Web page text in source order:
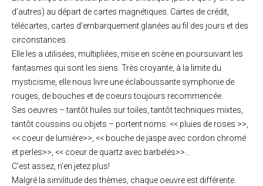
d’autres) au départ de cartes magnétiques. Cartes de crédit,
télécartes, cartes d’embarquement glanées au fil des jours et des
circonstances.
Elle les a utilisées, multipliées, mise en scène en poursuivant les
fantasmes qui sont les siens. Très croyante, à la limite du
mysticisme, elle nous livre une éclaboussante symphonie de
rouges, de bouches et de coeurs toujours recommencée.
Ses oeuvres – tantôt huiles sur toiles, tantôt techniques mixtes,
tantôt coussins ou objets – portent noms: << pluies de roses >>,
<< coeur de lumière>>, << bouche de jaspe avec cordon chromé
et perles>>, << coeur de quartz avec barbelés>>…
C’est assez, n’en jetez plus!
Malgré la similitude des thèmes, chaque oeuvre est différente.